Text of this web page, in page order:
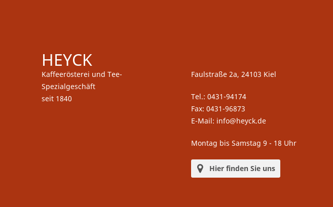
HEYCK
Kaffeerösterei und Tee-
Spezialgeschäft
seit 1840
Faulstraße 2a, 24103 Kiel
Tel.: 0431-94174
Fax: 0431-96873
E-Mail: info@heyck.de
Montag bis Samstag 9 - 18 Uhr
Hier finden Sie uns